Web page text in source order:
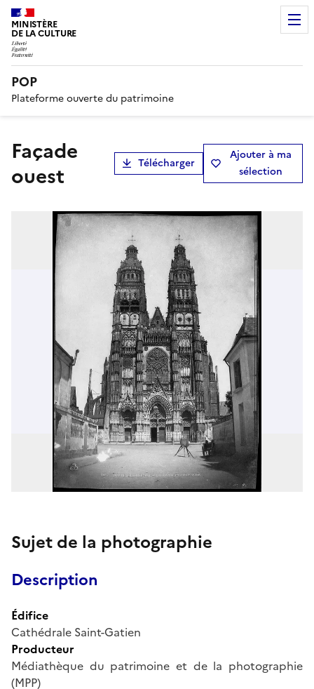
MINISTÈRE
DE LA CULTURE
POP
Plateforme ouverte du patrimoine
Façade
ouest
Télécharger
Ajouter à ma
sélection
Sujet de la photographie
Description
Édifice
Cathédrale Saint-Gatien
Producteur
Médiathèque du patrimoine et de la photographie
(MPP)